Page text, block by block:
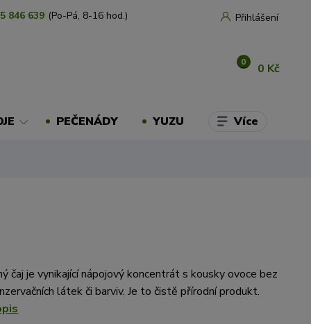
Přihlášení
846 639 (Po-Pá, 8-16 hod.)
0 0 Kč
PEČENÁDY YUZU Více
čaj je vynikající nápojový koncentrát s kousky ovoce bez
látek či barviv. Je to čistě přírodní produkt.